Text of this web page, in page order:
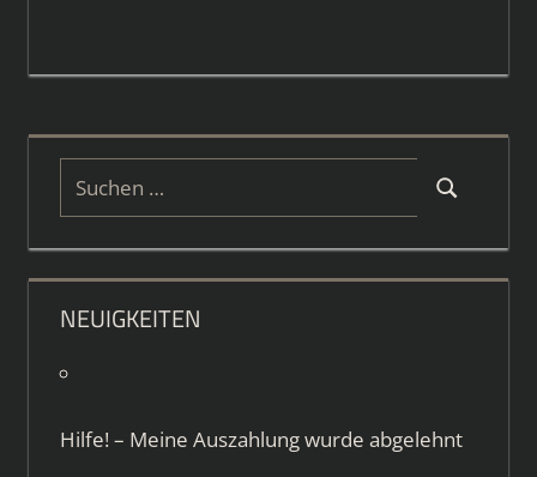
Suchen
nach:
Suchen
NEUIGKEITEN
Hilfe! – Meine Auszahlung wurde abgelehnt